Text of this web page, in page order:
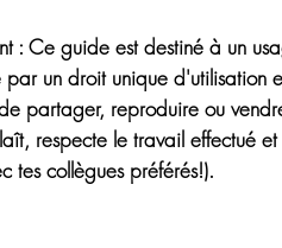
: Ce guide est destiné à un
un droit unique d'utilisation
partager, reproduire ou
respecte le travail effectué
tes collègues préférés!).